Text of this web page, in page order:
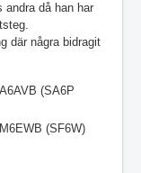
andra då han har
där några bidragit
(SA6P
(SF6W)